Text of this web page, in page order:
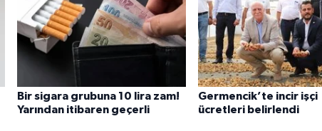
Bir sigara grubuna 10 lira zam!
Yarından itibaren geçerli
Germencik’te incir işçi
ücretleri belirlendi